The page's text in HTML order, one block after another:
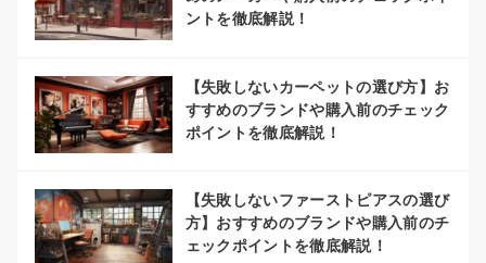
ントを徹底解説！
【失敗しないカーペットの選び方】お
すすめのブランドや購入前のチェック
ポイントを徹底解説！
【失敗しないファーストピアスの選び
方】おすすめのブランドや購入前のチ
ェックポイントを徹底解説！